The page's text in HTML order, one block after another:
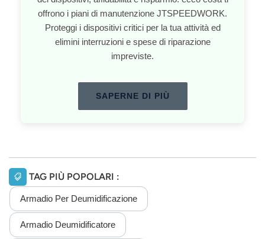
offrono i piani di manutenzione JTSPEEDWORK.
Proteggi i dispositivi critici per la tua attività ed
elimini interruzioni e spese di riparazione
impreviste.
SAPERNE DI PIÙ
TAG PIÙ POPOLARI :
Armadio Per Deumidificazione
Armadio Deumidificatore